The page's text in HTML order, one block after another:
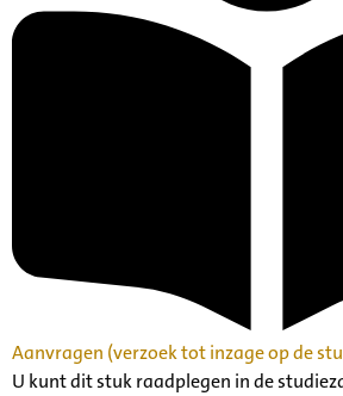
Aanvragen (verzoek tot inzage op de
U kunt dit stuk raadplegen in de